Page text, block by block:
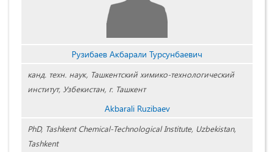
Рузибаев Акбарали Турсунбаевич
канд. техн. наук, Ташкентский химико-технологический
институт, Узбекистан, г. Ташкент
Akbarali Ruzibaev
PhD, Tashkent Chemical-Technological Institute, Uzbekistan,
Tashkent